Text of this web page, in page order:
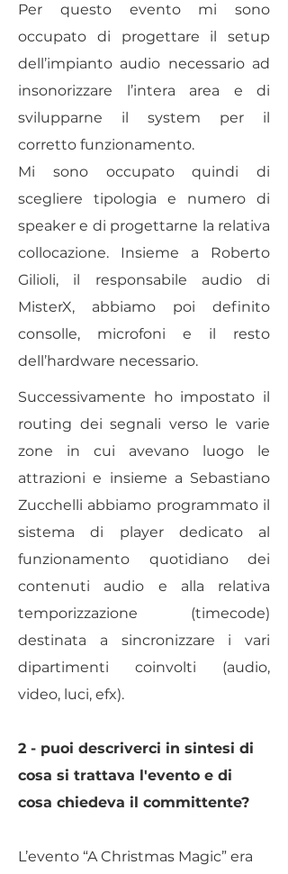
Per questo evento mi sono
occupato di progettare il setup
dell’impianto audio necessario ad
insonorizzare l’intera area e di
svilupparne il system per il
corretto funzionamento.
Mi sono occupato quindi di
scegliere tipologia e numero di
speaker e di progettarne la relativa
collocazione. Insieme a Roberto
Gilioli, il responsabile audio di
MisterX, abbiamo poi definito
consolle, microfoni e il resto
dell’hardware necessario.
Successivamente ho impostato il
routing dei segnali verso le varie
zone in cui avevano luogo le
attrazioni e insieme a Sebastiano
Zucchelli abbiamo programmato il
sistema di player dedicato al
funzionamento quotidiano dei
contenuti audio e alla relativa
temporizzazione (timecode)
destinata a sincronizzare i vari
dipartimenti coinvolti (audio,
video, luci, efx).
2 - puoi descriverci in sintesi di
cosa si trattava l'evento e di
cosa chiedeva il committente?
L’evento “A Christmas Magic” era